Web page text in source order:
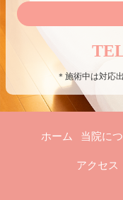
＊施術中は対応
ホーム 当院に
アクセス